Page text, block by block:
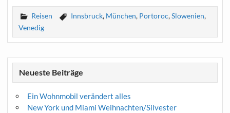
Reisen Innsbruck, München, Portoroc,Slowenien,
Venedig
Neueste Beiträge
Ein Wohnmobil verändert alles
New York und Miami Weihnachten/Silvester